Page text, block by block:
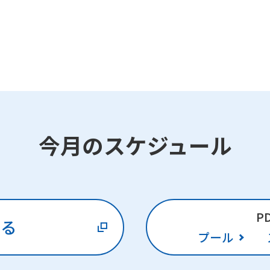
今月のスケジュール
プール